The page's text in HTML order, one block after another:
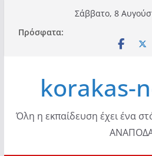
περιεχόμενο
Σάββατο, 8
Πρόσφατα:
korakas-
Όλη η εκπαίδευση έχει ένα